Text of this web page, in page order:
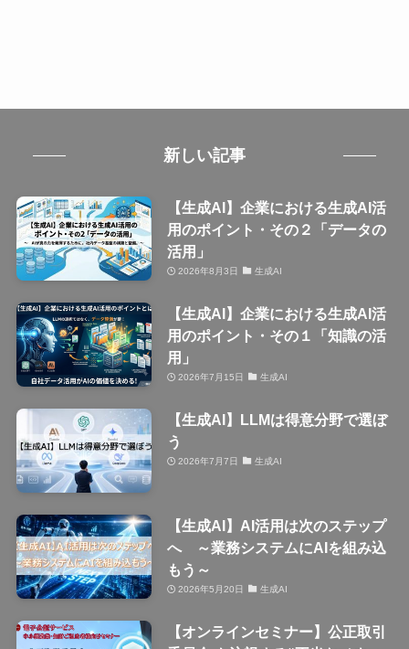
新しい記事
【生成AI】企業における生成AI活
用のポイント・その２「データの
活用」
2026年8月3日 生成AI
【生成AI】企業における生成AI活
用のポイント・その１「知識の活
用」
2026年7月15日 生成AI
【生成AI】LLMは得意分野で選ぼ
う
2026年7月7日 生成AI
【生成AI】AI活用は次のステップ
へ ～業務システムにAIを組み込
もう～
2026年5月20日 生成AI
【オンラインセミナー】公正取引